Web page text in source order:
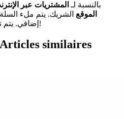
بالنسبة لـ المشتريات عبر
الموقع الشريك. يتم ملء السلة
إضافي. يتم تأكيد الحجز في أقل من دقيقة!
Articles similaires